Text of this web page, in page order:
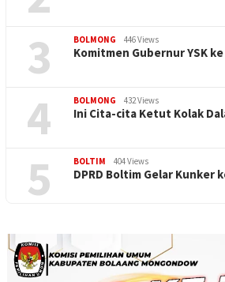
3 BOLMONG 446 Views
Komitmen Gubernur YSK
4 BOLMONG 432 Views
Ini Cita-cita Ketut Kolak
5 BOLTIM 404 Views
DPRD Boltim Gelar Kunker